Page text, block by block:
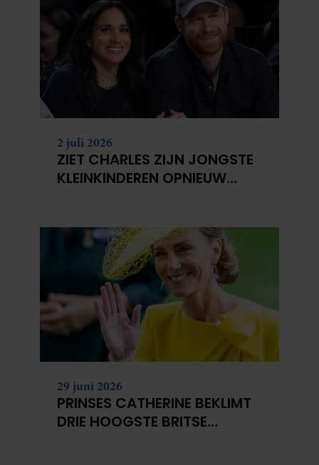
2 juli 2026
ZIET CHARLES ZIJN JONGSTE
KLEINKINDEREN OPNIEUW
29 juni 2026
PRINSES CATHERINE BEKLIMT
DRIE HOOGSTE BRITSE